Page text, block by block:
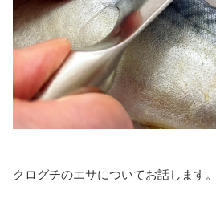
クログチのエサについてお話します。